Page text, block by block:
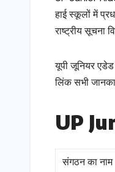
हाई स्कूलों में
राष्ट्रीय सूचना
यूपी जूनियर
लिंक सभी
UP
संगठन का नाम